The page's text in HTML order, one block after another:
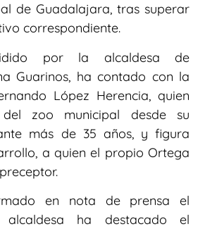
de Guadalajara, tras superar
correspondiente.
por la alcaldesa de
Guarinos, ha contado con la
López Herencia, quien
zoo municipal desde su
más de 35 años, y figura
a quien el propio Ortega
en nota de prensa el
alcaldesa ha destacado el